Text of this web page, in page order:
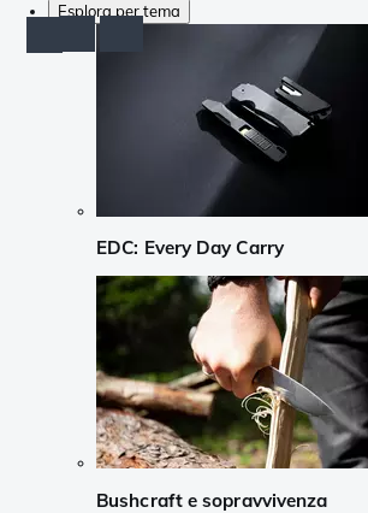
Esplora per tema
EDC: Every Day Carry
Bushcraft e sopravvivenza